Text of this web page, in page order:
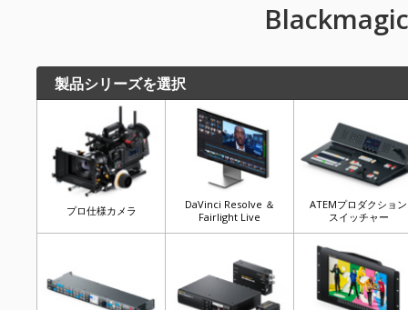
製品シリーズを選択
プロ仕様カメラ
DaVinci Resolve ＆
Fairlight Live
ATEMプロダクション
スイッチャー